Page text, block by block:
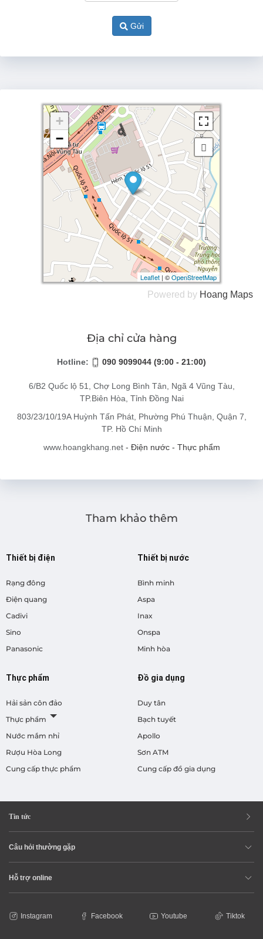
Gửi
+
−
Leaflet | ©OpenStreetMap
+
−
Leaflet | ©OpenStreetMap
Powered by Hoang Maps
Địa chỉ cửa hàng
Hotline: 090 9099044 (9:00 - 21:00)
6/B2 Quốc lộ 51, Chợ Long Bình Tân, Ngã 4 Vũng Tàu,
TP.Biên Hòa, Tỉnh Đồng Nai
803/23/10/19A Huỳnh Tấn Phát, Phường Phú Thuận, Quận 7,
TP. Hồ Chí Minh
www.hoangkhang.net - Điện nước - Thực phẩm
Tham khảo thêm
Thiết bị điện
Rạng đông
Điện quang
Cadivi
Sino
Panasonic
Thiết bị nước
Bình minh
Aspa
Inax
Onspa
Minh hòa
Thực phẩm
Hải sản côn đảo
Thực phẩm
Nước mắm nhỉ
Rượu Hòa Long
Cung cấp thực phẩm
Đồ gia dụng
Duy tân
Bạch tuyết
Apollo
Sơn ATM
Cung cấp đồ gia dụng
Tin tức
Câu hỏi thường gặp
Hỗ trợ online
Instagram Facebook Youtube Tiktok